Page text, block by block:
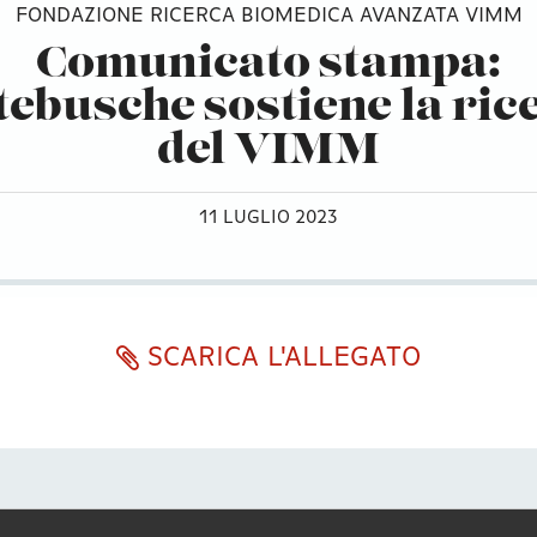
FONDAZIONE RICERCA BIOMEDICA AVANZATA VIMM
Comunicato stampa:
sostiene la
del VIMM
11 LUGLIO 2023
SCARICA L'ALLEGATO